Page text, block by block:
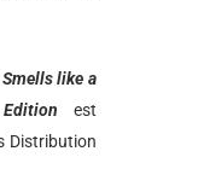
Smells like a
est
Distribution